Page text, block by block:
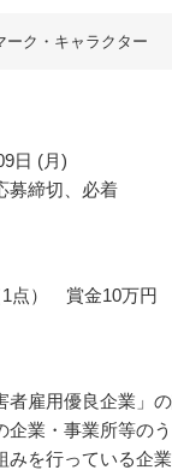
ーク・キャラクター
日 (月)
募締切、必着
1点） 賞金10万円
者雇用優良企業」
業・事業所等の
みを行っている企